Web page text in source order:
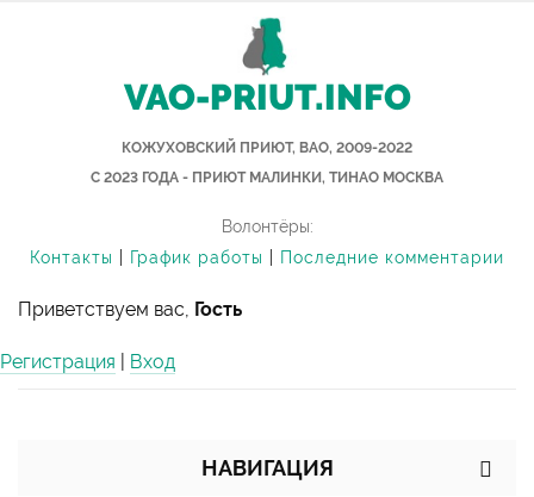
VAO-PRIUT.INFO
КОЖУХОВСКИЙ ПРИЮТ, ВАО, 2009-2022
С 2023 ГОДА - ПРИЮТ МАЛИНКИ, ТИНАО МОСКВА
Волонтёры:
Контакты
График работы Последние комментарии
Приветствуем вас, Гость
Регистрация Вход
НАВИГАЦИЯ